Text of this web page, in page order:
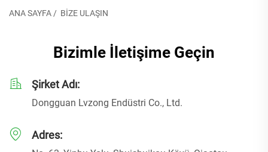
ANA SAYFA/ BIZE ULAŞIN
Bizimle İletişime Geçin
Şirket Adı:
Dongguan Lvzong Endüstri Co., Ltd.
Adres: